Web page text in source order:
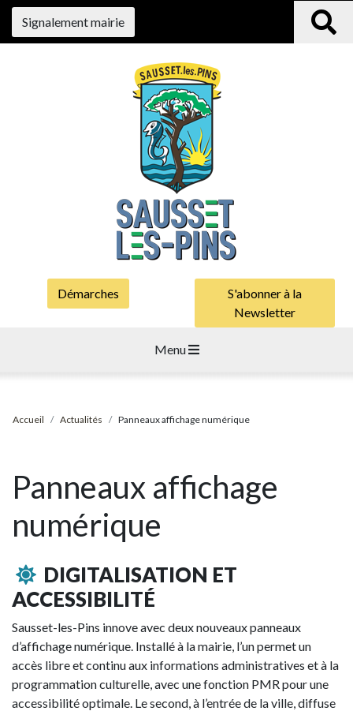
Signalement mairie
Démarches
S'abonner à la
Newsletter
Menu
Accueil Actualités Panneaux affichage numérique
Panneaux affichage
numérique
DIGITALISATION ET
ACCESSIBILITÉ
Sausset-les-Pins innove avec deux nouveaux panneaux
d’affichage numérique. Installé à la mairie, l’un permet un
accès libre et continu aux informations administratives et à la
programmation culturelle, avec une fonction PMR pour une
accessibilité optimale. Le second, à l’entrée de la ville, diffuse